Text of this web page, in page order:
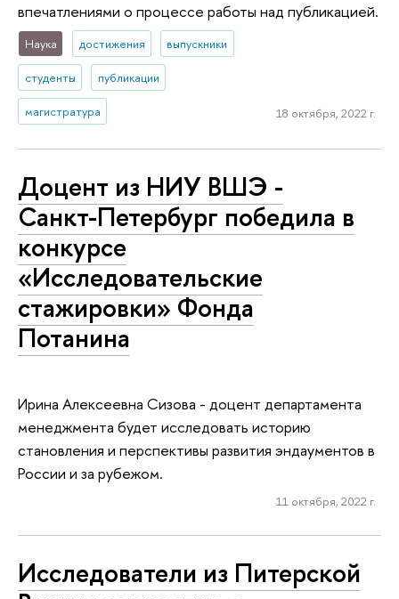
впечатлениями о процессе работы над публикацией.
Наука достижения выпускники
студенты публикации
магистратура 18 октября, 2022 г.
Доцент из НИУ ВШЭ -
Санкт-Петербург победила в
конкурсе
«Исследовательские
стажировки» Фонда
Потанина
Ирина Алексеевна Сизова - доцент департамента
менеджмента будет исследовать историю
становления и перспективы развития эндаументов в
России и за рубежом.
11 октября, 2022 г.
Исследователи из Питерской